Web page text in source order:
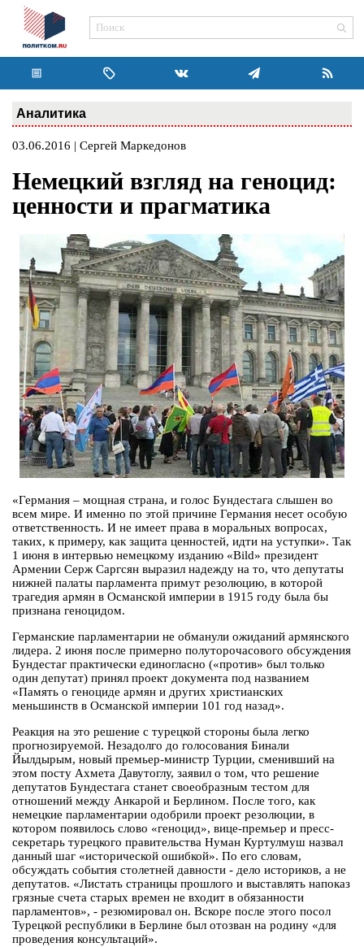
Аналитика
03.06.2016 | Сергей Маркедонов
Немецкий взгляд на геноцид:
ценности и прагматика
«Германия – мощная страна, и голос Бундестага слышен во
всем мире. И именно по этой причине Германия несет особую
ответственность. И не имеет права в моральных вопросах,
таких, к примеру, как защита ценностей, идти на уступки». Так
1 июня в интервью немецкому изданию «Bild» президент
Армении Серж Саргсян выразил надежду на то, что депутаты
нижней палаты парламента примут резолюцию, в которой
трагедия армян в Османской империи в 1915 году была бы
признана геноцидом.
Германские парламентарии не обманули ожиданий армянского
лидера. 2 июня после примерно полуторочасового обсуждения
Бундестаг практически единогласно («против» был только
один депутат) принял проект документа под названием
«Память о геноциде армян и других христианских
меньшинств в Османской империи 101 год назад».
Реакция на это решение с турецкой стороны была легко
прогнозируемой. Незадолго до голосования Бинали
Йылдырым, новый премьер-министр Турции, сменивший на
этом посту Ахмета Давутоглу, заявил о том, что решение
депутатов Бундестага станет своеобразным тестом для
отношений между Анкарой и Берлином. После того, как
немецкие парламентарии одобрили проект резолюции, в
котором появилось слово «геноцид», вице-премьер и пресс-
секретарь турецкого правительства Нуман Куртулмуш назвал
данный шаг «исторической ошибкой». По его словам,
обсуждать события столетней давности - дело историков, а не
депутатов. «Листать страницы прошлого и выставлять напоказ
грязные счета старых времен не входит в обязанности
парламентов», - резюмировал он. Вскоре после этого посол
Турецкой республики в Берлине был отозван на родину «для
проведения консультаций».